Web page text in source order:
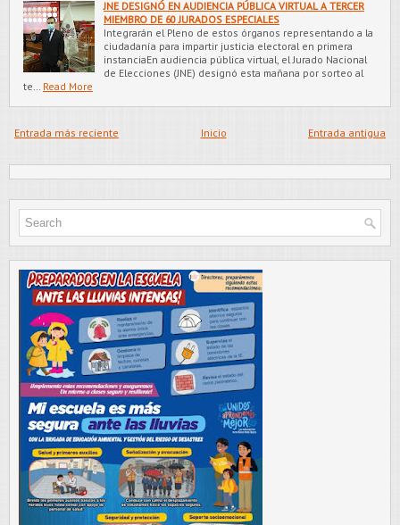
JNE DESIGNÓ EN AUDIENCIA PÚBLICA VIRTUAL A TERCER
MIEMBRO DE 60 JURADOS ESPECIALES
Integrarán el Pleno de estos órganos representando a la
ciudadanía para impartir justicia electoral en primera
instanciaEn audiencia pública virtual, el Jurado Nacional
de Elecciones (JNE) designó esta mañana por sorteo al
te…
Read More
Entrada más reciente Entrada antigua
Inicio